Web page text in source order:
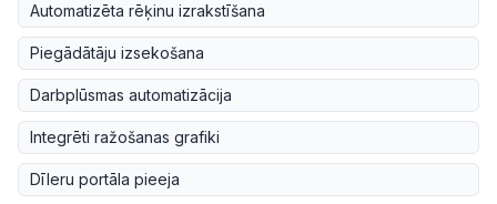
Automatizēta rēķinu izrakstīšana
Piegādātāju izsekošana
Darbplūsmas automatizācija
Integrēti ražošanas grafiki
Dīleru portāla pieeja